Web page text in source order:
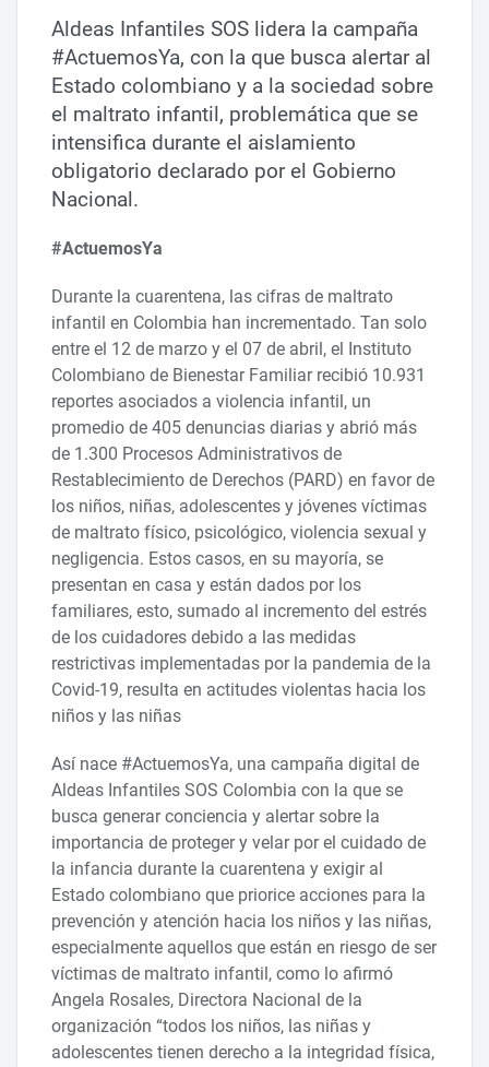
Aldeas Infantiles SOS lidera la campaña
#ActuemosYa, con la que busca alertar al
Estado colombiano y a la sociedad sobre
el maltrato infantil, problemática que se
intensifica durante el aislamiento
obligatorio declarado por el Gobierno
Nacional.
#ActuemosYa
Durante la cuarentena, las cifras de maltrato
infantil en Colombia han incrementado. Tan solo
entre el 12 de marzo y el 07 de abril, el Instituto
Colombiano de Bienestar Familiar recibió 10.931
reportes asociados a violencia infantil, un
promedio de 405 denuncias diarias y abrió más
de 1.300 Procesos Administrativos de
Restablecimiento de Derechos (PARD) en favor de
los niños, niñas, adolescentes y jóvenes víctimas
de maltrato físico, psicológico, violencia sexual y
negligencia. Estos casos, en su mayoría, se
presentan en casa y están dados por los
familiares, esto, sumado al incremento del estrés
de los cuidadores debido a las medidas
restrictivas implementadas por la pandemia de la
Covid-19, resulta en actitudes violentas hacia los
niños y las niñas
Así nace #ActuemosYa, una campaña digital de
Aldeas Infantiles SOS Colombia con la que se
busca generar conciencia y alertar sobre la
importancia de proteger y velar por el cuidado de
la infancia durante la cuarentena y exigir al
Estado colombiano que priorice acciones para la
prevención y atención hacia los niños y las niñas,
especialmente aquellos que están en riesgo de ser
víctimas de maltrato infantil, como lo afirmó
Angela Rosales, Directora Nacional de la
organización “todos los niños, las niñas y
adolescentes tienen derecho a la integridad física,